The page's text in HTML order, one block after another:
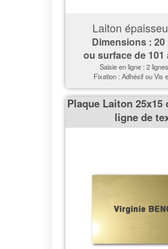
Laiton
Dimensions : 20
ou surface de 101
Saisie en ligne : 2
Fixation : Adhésif ou Vis
Plaque Laiton 25x15
ligne de